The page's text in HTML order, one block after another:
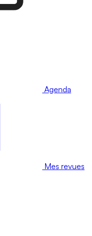
Agenda
Mes revues